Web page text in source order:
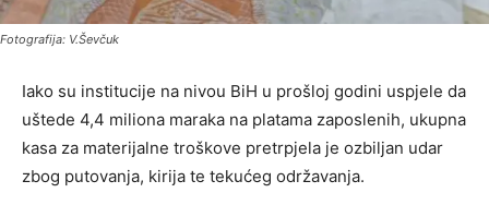
Fotografija: V.Ševčuk
Iako su institucije na nivou BiH u prošloj godini uspjele da
uštede 4,4 miliona maraka na platama zaposlenih, ukupna
kasa za materijalne troškove pretrpjela je ozbiljan udar
zbog putovanja, kirija te tekućeg održavanja.